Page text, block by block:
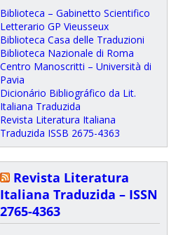
Biblioteca – Gabinetto Scientifico
Letterario GP Vieusseux
Biblioteca Casa delle Traduzioni
Biblioteca Nazionale di Roma
Centro Manoscritti – Università di
Pavia
Dicionário Bibliográfico da Lit.
Italiana Traduzida
Revista Literatura Italiana
Traduzida ISSB 2675-4363
Revista Literatura
Italiana Traduzida – ISSN
2765-4363